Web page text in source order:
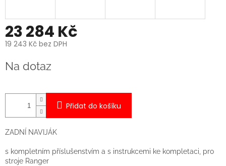
23 284 Kč
19 243 Kč bez DPH
cena:
Na dotaz
Přidat do košíku
ZADNÍ NAVIJÁK
s kompletním příslušenstvím a s instrukcemi ke kompletaci, pro
stroje Ranger